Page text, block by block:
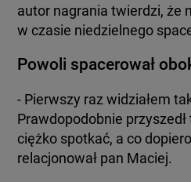
autor nagrania twierdzi, że
w czasie niedzielnego
Powoli spacerował
- Pierwszy raz widziałem
Prawdopodobnie
ciężko spotkać, a co
relacjonował pan Maciej.